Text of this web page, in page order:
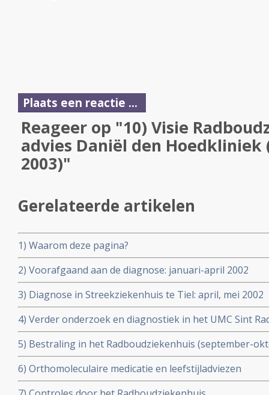
Plaats een reactie ...
Reageer op "10) Visie
advies Daniël den
2003)"
Gerelateerde artikelen
1) Waarom deze pagina?
2) Voorafgaand aan de diagnose: januari-april 2002
3) Diagnose in Streekziekenhuis te Tiel: april, mei 2002
4) Verder onderzoek en diagnostiek in het UMC Sint
augustus 2002)
5) Bestraling in het Radboudziekenhuis (september-
6) Orthomoleculaire medicatie en leefstijladviezen